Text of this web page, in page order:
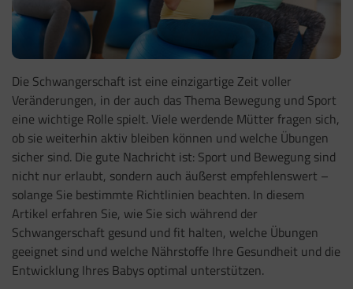
Die Schwangerschaft ist eine einzigartige Zeit voller
Veränderungen, in der auch das Thema Bewegung und Sport
eine wichtige Rolle spielt. Viele werdende Mütter fragen sich,
ob sie weiterhin aktiv bleiben können und welche Übungen
sicher sind. Die gute Nachricht ist: Sport und Bewegung sind
nicht nur erlaubt, sondern auch äußerst empfehlenswert –
solange Sie bestimmte Richtlinien beachten. In diesem
Artikel erfahren Sie, wie Sie sich während der
Schwangerschaft gesund und fit halten, welche Übungen
geeignet sind und welche Nährstoffe Ihre Gesundheit und die
Entwicklung Ihres Babys optimal unterstützen.